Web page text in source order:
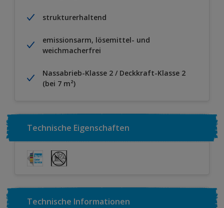
strukturerhaltend
emissionsarm, lösemittel- und
weichmacherfrei
Nassabrieb-Klasse 2 / Deckkraft-Klasse 2
(bei 7 m²)
Technische Eigenschaften
Technische Informationen